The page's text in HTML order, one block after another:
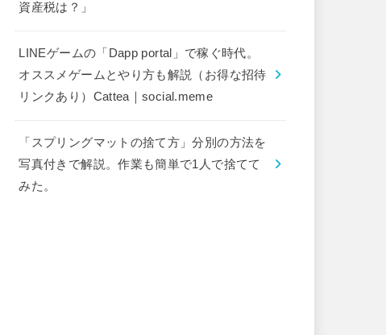
資産税は？」
LINEゲームの「Dapp portal」で稼ぐ時代。
オススメゲームとやり方も解説（お得な招待
リンクあり）Cattea｜social.meme
「スプリングマットの捨て方」分別の方法を
写真付きで解説。作業も簡単で1人で捨てて
みた。